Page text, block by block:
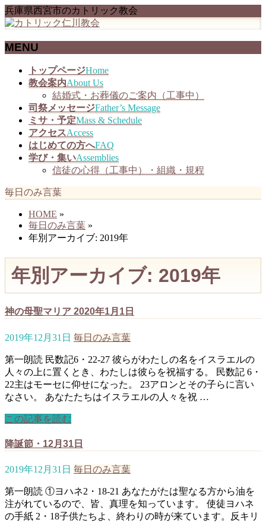
兵庫県西宮市のカトリック教会
MENU
トップページHome
教会案内About Us
結婚式・お葬儀のご案内（工事中）
司祭メッセージFather’s Message
ミサ・予定Mass & Schedule
アクセスAccess
はじめての方へFAQ
学び・集いAssemblies
信徒の心得（工事中）・組織・規程
毎日のみ言葉
HOME »
毎日のみ言葉 »
年別アーカイブ: 2019年
年別アーカイブ: 2019年
神の母聖マリア 2020年1月1日
2019年12月31日 毎日のみ言葉
第一朗読 民数記6・22-27 彼らがわたしの名をイスラエルの
人々の上に置くとき、わたしは彼らを祝福する。 民数記 6・
22主はモーセに仰せになった。 23アロンとその子らに言い
なさい。 あなたたちはイスラエルの人々を祝 …
この記事を読む
降誕節・12月31日
2019年12月31日 毎日のみ言葉
第一朗読 ①ヨハネ2・18-21 あなたがたは聖なる方から油を
注がれているので、皆、真理を知っています。 使徒ヨハネ
の手紙 2・18子供たちよ、終わりの時が来ています。反キリ